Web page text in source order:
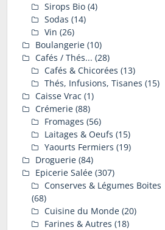
Sirops Bio (4)
Sodas (14)
Vin (26)
Boulangerie (10)
Cafés / Thés... (28)
Cafés & Chicorées (13)
Thés, Infusions, Tisanes (15)
Caisse Vrac (1)
Crémerie (88)
Fromages (56)
Laitages & Oeufs (15)
Yaourts Fermiers (19)
Droguerie (84)
Epicerie Salée (307)
Conserves & Légumes Boites
(68)
Cuisine du Monde (20)
Farines & Autres (18)